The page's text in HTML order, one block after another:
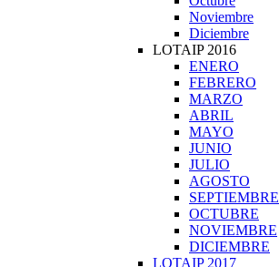
Noviembre
Diciembre
LOTAIP 2016
ENERO
FEBRERO
MARZO
ABRIL
MAYO
JUNIO
JULIO
AGOSTO
SEPTIEMBRE
OCTUBRE
NOVIEMBRE
DICIEMBRE
LOTAIP 2017